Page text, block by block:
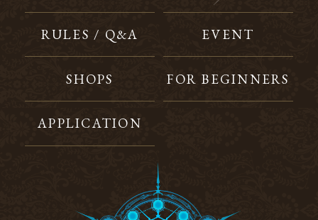
RULES / Q&A EVENT
SHOPS FOR BEGINNERS
APPLICATION